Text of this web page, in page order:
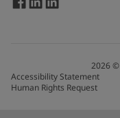
2026©
Accessibility Statement
Human Rights Request